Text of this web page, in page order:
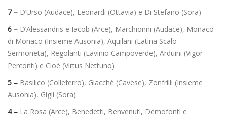
7 – D’Urso (Audace), Leonardi (Ottavia) e Di Stefano (Sora)
6 – D’Alessandris e Iacob (Arce), Marchionni (Audace), Monaco
di Monaco (Insieme Ausonia), Aquilani (Latina Scalo
Sermoneta), Regolanti (Lavinio Campoverde), Arduini (Vigor
Perconti) e Cioè (Virtus Nettuno)
5 – Basilico (Colleferro), Giacchè (Cavese), Zonfrilli (Insieme
Ausonia), Gigli (Sora)
4 – La Rosa (Arce), Benedetti, Benvenuti, Demofonti e